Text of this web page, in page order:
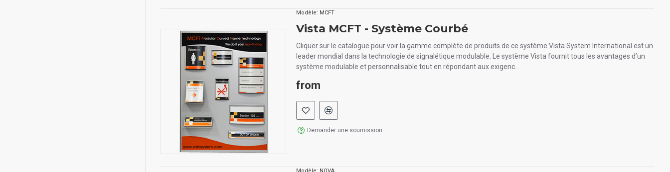
Modèle: MCFT
Vista MCFT - Système Courbé
Cliquer sur le catalogue pour voir la gamme complète de produits de ce système.Vista System International est un
leader mondial dans la technologie de signalétique modulable. Le système Vista fournit tous les avantages d’un
système modulable et personnalisable tout en répondant aux exigenc..
from
Demander une soumission